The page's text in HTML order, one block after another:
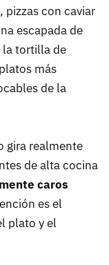
pizzas con caviar
escapada de
la tortilla de
más
de la
gira realmente
de alta cocina
caros
es el
plato y el